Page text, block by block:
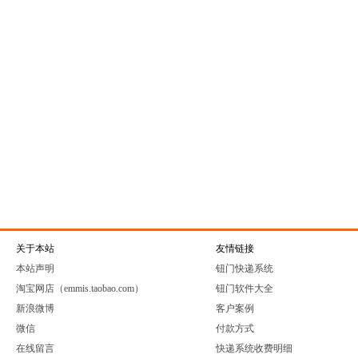
关于本站
本站声明
淘宝网店（emmis.taobao.com）
新浪微博
微信
在线留言
友情链接
钮门快递系统
钮门软件大全
客户案例
付款方式
快递系统收费明细